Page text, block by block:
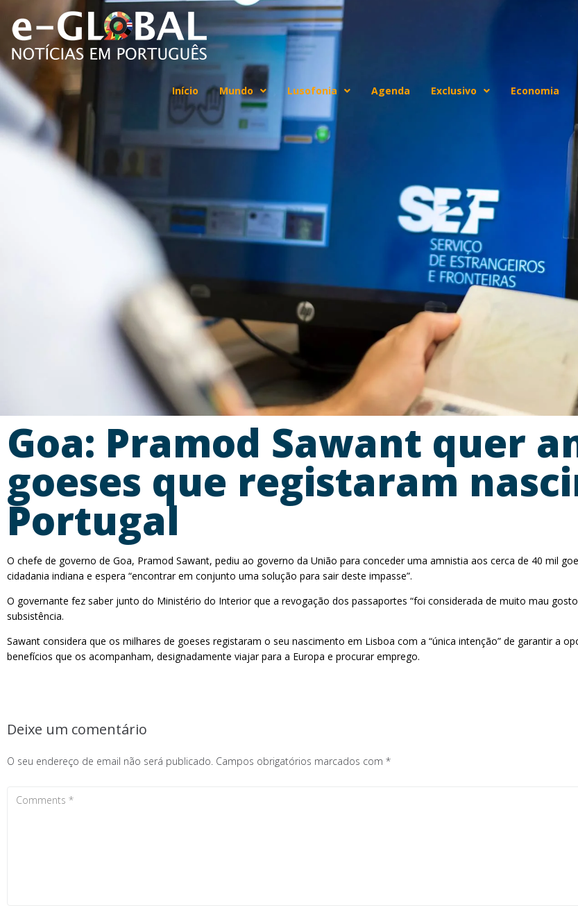
Início Mundo Lusofonia Agenda Exclusivo Economia
Goa: Pramod Sawant quer
goeses que registaram
Portugal
O chefe de governo de Goa, Pramod Sawant, pediu ao governo da União para conceder uma amnistia aos cerca de 40 mil
cidadania indiana e espera “encontrar em conjunto uma solução para sair deste impasse”.
O governante fez saber junto do Ministério do Interior que a revogação dos passaportes “foi considerada de muito mau
subsistência.
Sawant considera que os milhares de goeses registaram o seu nascimento em Lisboa com a “única intenção” de garantir a
benefícios que os acompanham, designadamente viajar para a Europa e procurar emprego.
Deixe um comentário
O seu endereço de email não será publicado. Campos obrigatórios marcados com *